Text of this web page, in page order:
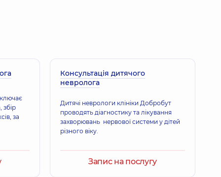
збір
за
Консультація дитячого
невролога
Дитячі неврологи клініки Добробут
проводять діагностику та лікування
захворювань нервової системи у дітей
різного віку.
Запис на послугу